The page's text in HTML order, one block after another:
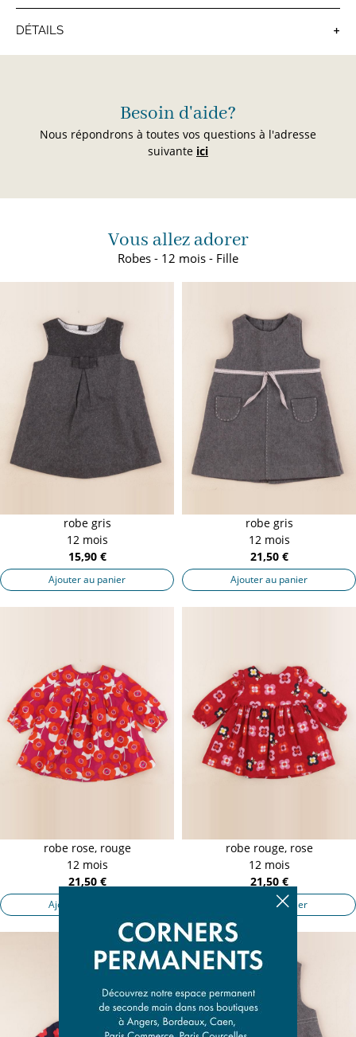
DÉTAILS +
Robes bébé
Besoin d'aide?
Nous répondrons à toutes vos questions à l'adresse
suivante ici
Vous allez adorer
Robes - 12 mois - Fille
robe gris
12 mois
15,90 €
Ajouter au panier
robe gris
12 mois
21,50 €
Ajouter au panier
robe rose, rouge
12 mois
21,50 €
Ajouter au panier
robe rouge, rose
12 mois
21,50 €
Ajouter au panier